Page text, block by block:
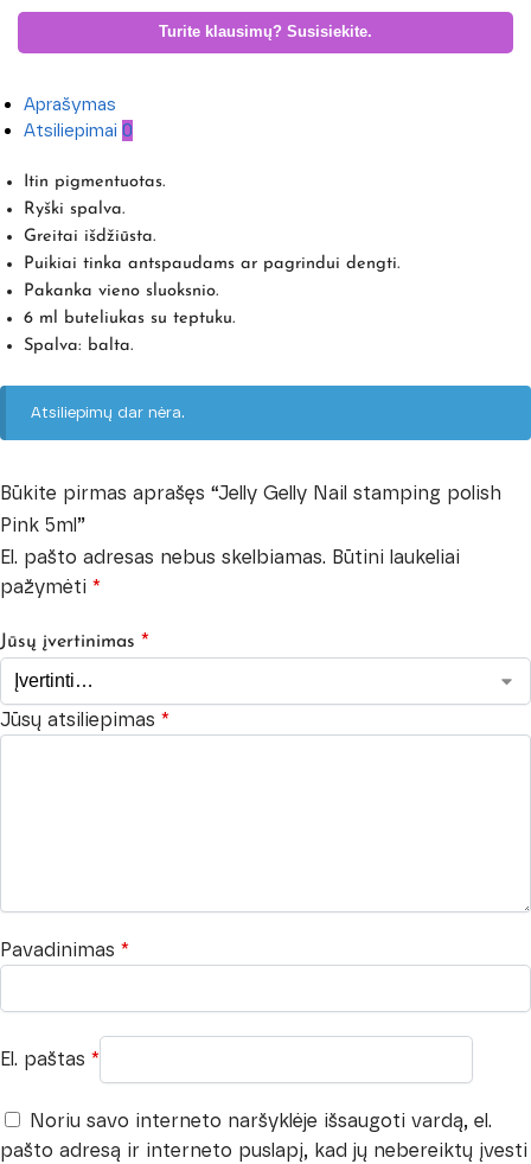
Turite klausimų? Susisiekite.
Aprašymas
Atsiliepimai 0
Itin pigmentuotas.
Ryški spalva.
Greitai išdžiūsta.
Puikiai tinka antspaudams ar pagrindui dengti.
Pakanka vieno sluoksnio.
6 ml buteliukas su teptuku.
Spalva: balta.
Atsiliepimų dar nėra.
Būkite pirmas aprašęs “Jelly Gelly Nail stamping polish
Pink 5ml”
El. pašto adresas nebus skelbiamas. Būtini laukeliai
pažymėti *
Jūsų įvertinimas *
Jūsų atsiliepimas *
Pavadinimas *
El. paštas *
Noriu savo interneto naršyklėje išsaugoti vardą, el.
pašto adresą ir interneto puslapį, kad jų nebereiktų įvesti